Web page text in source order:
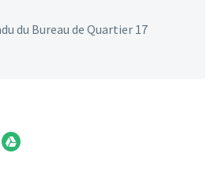
du Bureau de Quartier 17